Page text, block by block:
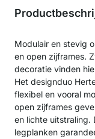
Modulair en stevig
en open zijframes.
decoratie vinden
Het designduo
flexibel en vooral
open zijframes
en lichte uitstraling.
legplanken